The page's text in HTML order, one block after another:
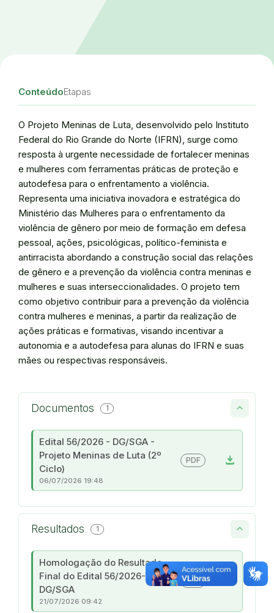
ConteúdoEtapas
O Projeto Meninas de Luta, desenvolvido pelo Instituto
Federal do Rio Grande do Norte (IFRN), surge como
resposta à urgente necessidade de fortalecer meninas
e mulheres com ferramentas práticas de proteção e
autodefesa para o enfrentamento a violência.
Representa uma iniciativa inovadora e estratégica do
Ministério das Mulheres para o enfrentamento da
violência de gênero por meio de formação em defesa
pessoal, ações, psicológicas, político-feminista e
antirracista abordando a construção social das relações
de gênero e a prevenção da violência contra meninas e
mulheres e suas interseccionalidades. O projeto tem
como objetivo contribuir para a prevenção da violência
contra mulheres e meninas, a partir da realização de
ações práticas e formativas, visando incentivar a
autonomia e a autodefesa para alunas do IFRN e suas
mães ou respectivas responsáveis.
Documentos 1
Edital 56/2026 - DG/SGA -
Projeto Meninas de Luta (2º
Ciclo)
download
PDF
06/07/2026 19:48
Resultados 1
Homologação do Resultado
Final do Edital 56/2026-
DG/SGA
download
PDF
21/07/2026 09:42